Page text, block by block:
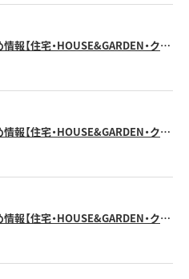
8月のおすすめ情報【住宅・HOUSE&GARDEN・クロワッサンの店】
7月のおすすめ情報【住宅・HOUSE&GARDEN・クロワッサンの店】
6月のおすすめ情報【住宅・HOUSE&GARDEN・クロワッサンの店】